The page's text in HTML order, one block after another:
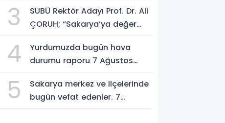
3
SUBÜ Rektör Adayı Prof. Dr. Ali
ÇORUH; “Sakarya’ya değer
etmek istiyorum”
4
Yurdumuzda bugün hava
durumu raporu 7 Ağustos
5
Sakarya merkez ve ilçelerinde
bugün vefat edenler. 7